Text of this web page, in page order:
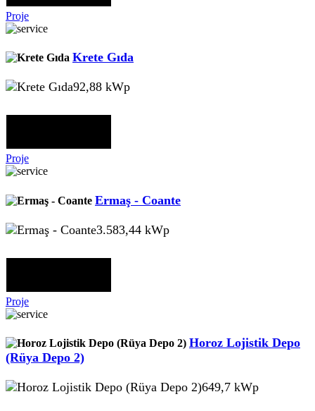
Proje
Krete Gıda
92,88 kWp
Proje
Ermaş - Coante
3.583,44 kWp
Proje
Horoz Lojistik Depo
(Rüya Depo 2)
649,7 kWp